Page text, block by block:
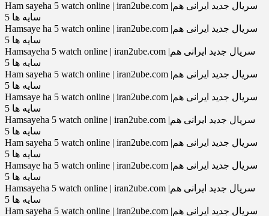
Ham sayeha 5 watch online | iran2ube.com |سریال جدید ایرانی هم
سایه ها 5
Hamsaye ha 5 watch online | iran2ube.com |سریال جدید ایرانی هم
سایه ها 5
Hamsayeha 5 watch online | iran2ube.com |سریال جدید ایرانی هم
سایه ها 5
Ham sayeha 5 watch online | iran2ube.com |سریال جدید ایرانی هم
سایه ها 5
Hamsaye ha 5 watch online | iran2ube.com |سریال جدید ایرانی هم
سایه ها 5
Hamsayeha 5 watch online | iran2ube.com |سریال جدید ایرانی هم
سایه ها 5
Ham sayeha 5 watch online | iran2ube.com |سریال جدید ایرانی هم
سایه ها 5
Hamsaye ha 5 watch online | iran2ube.com |سریال جدید ایرانی هم
سایه ها 5
Hamsayeha 5 watch online | iran2ube.com |سریال جدید ایرانی هم
سایه ها 5
Ham sayeha 5 watch online | iran2ube.com |سریال جدید ایرانی هم